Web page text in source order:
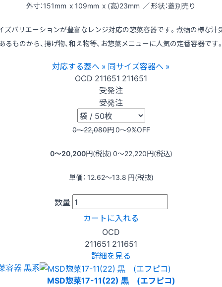
外寸：151mm x 109mm x (高)23mm ／ 形状：蓋別売り
ズバリエーションが豊富なレンジ対応の惣菜容器です。煮物の様な汁
るものから、揚げ物、和え物等、お惣菜メニューに人気の定番容器です
対応する蓋へ » 同サイズ容器へ »
OCD 211651 211651
受発注
受発注
0〜22,080円0〜9%OFF
0〜20,200円(税抜) 0〜22,220円(税込)
単価： 12.62〜13.8 円(税抜)
数量
カートに入れる
OCD
211651 211651
詳細を見る
容器 黒系
MSD惣菜17-11(22) 黒 (エフピコ)